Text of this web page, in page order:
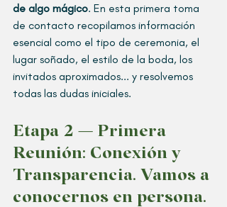
de algo mágico. En esta primera toma
de contacto recopilamos información
esencial como el tipo de ceremonia, el
lugar soñado, el estilo de la boda, los
invitados aproximados... y resolvemos
todas las dudas iniciales.
Etapa 2 — Primera
Reunión: Conexión y
Transparencia. Vamos a
conocernos en persona.